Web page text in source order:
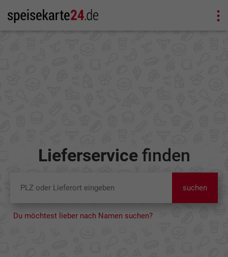
Lieferservicefinden
suchen
Du möchtest lieber nach Namen suchen?